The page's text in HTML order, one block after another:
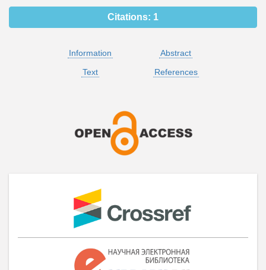
Citations: 1
Information
Abstract
Text
References